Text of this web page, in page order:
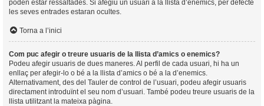
poden estar ressaltades. Si afegiu un usuari a la llista d’enemics, per defecte
les seves entrades estaran ocultes.
Torna a l’inici
Com puc afegir o treure usuaris de la llista d’amics o enemics?
Podeu afegir usuaris de dues maneres. Al perfil de cada usuari, hi ha un
enllaç per afegir-lo o bé a la llista d’amics o bé a la d’enemics.
Alternativament, des del Tauler de control de l’usuari, podeu afegir usuaris
directament introduïnt el seu nom d’usuari. També podeu treure usuaris de la
llista utilitzant la mateixa pàgina.